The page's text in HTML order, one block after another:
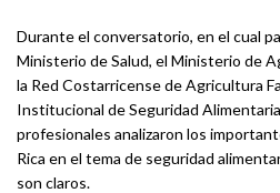
Durante el conversatorio, en el cual
Ministerio de Salud, el Ministerio de
la Red Costarricense de Agricultura
Institucional de Seguridad
profesionales analizaron los
Rica en el tema de seguridad
son claros.